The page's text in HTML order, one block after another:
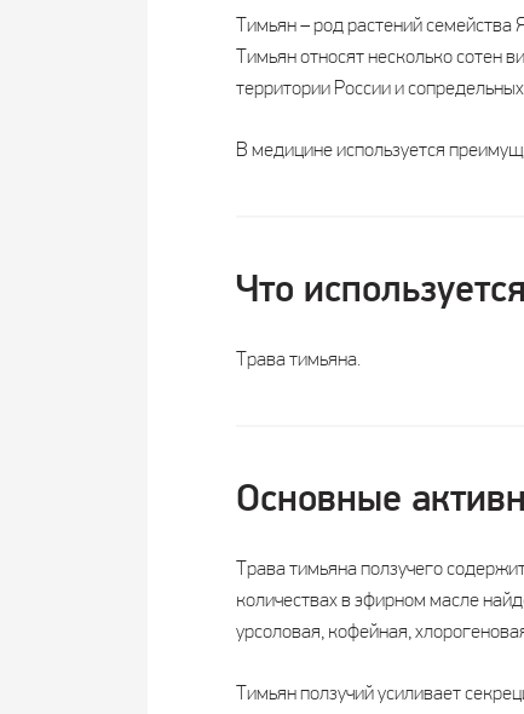
Тимьян – род растений
Тимьян относят несколько сотен
территории России и
В медицине используется
Что используется
Трава тимьяна.
Основные
Трава тимьяна ползучего
количествах в эфирном масле
урсоловая, кофейная,
Тимьян ползучий усиливает